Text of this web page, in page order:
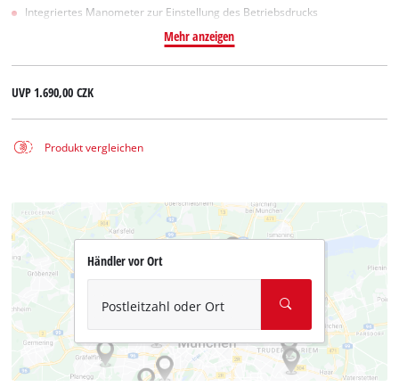
Integriertes Manometer zur Einstellung des Betriebsdrucks
Mehr anzeigen
UVP1.690,00 CZK
Produkt vergleichen
Händler vor Ort
Postleitzahl oder Ort